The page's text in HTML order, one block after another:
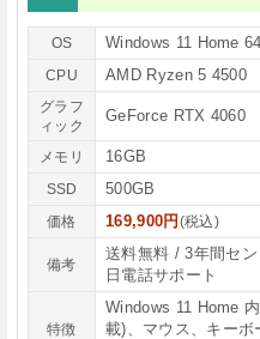
OS Windows 11 Home
CPU AMD Ryzen 5 4500
グラフ
ィック
GeForce RTX 4060
メモリ 16GB
SSD 500GB
価格 169,900円 (税込)
備考
送料無料 / 3年間セ
日電話サポート
特徴
Windows 11 Home
載)、マウス、キーボ